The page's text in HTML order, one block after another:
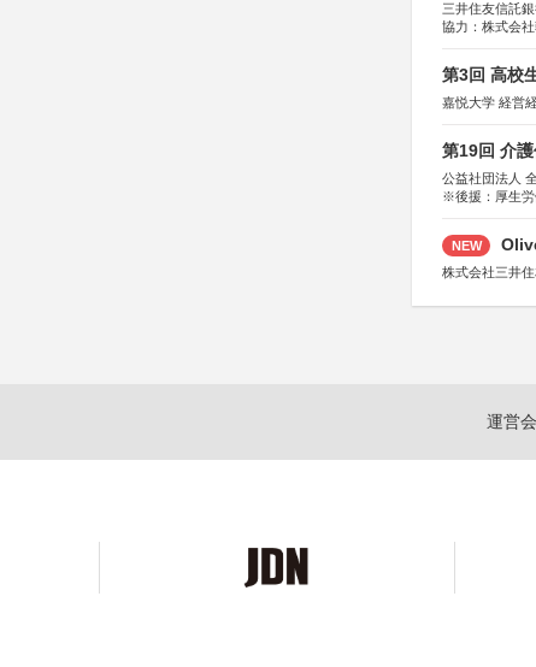
三井住友信託
協力：株式会
第3回 高校
嘉悦大学 経営
第19回 介
公益社団法人
※後援：厚生
NEW
株式会社三井
運営